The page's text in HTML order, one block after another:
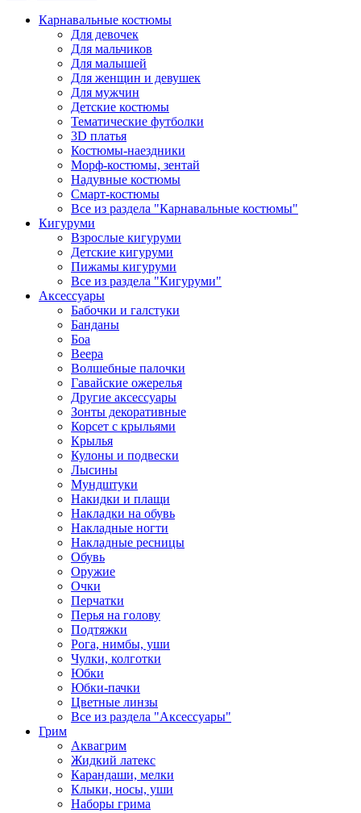
Карнавальные костюмы
Для девочек
Для мальчиков
Для малышей
Для женщин и девушек
Для мужчин
Детские костюмы
Тематические футболки
3D платья
Костюмы-наездники
Морф-костюмы, зентай
Надувные костюмы
Смарт-костюмы
Все из раздела "Карнавальные костюмы"
Кигуруми
Взрослые кигуруми
Детские кигуруми
Пижамы кигуруми
Все из раздела "Кигуруми"
Аксессуары
Бабочки и галстуки
Банданы
Боа
Веера
Волшебные палочки
Гавайские ожерелья
Другие аксессуары
Зонты декоративные
Корсет с крыльями
Крылья
Кулоны и подвески
Лысины
Мундштуки
Накидки и плащи
Накладки на обувь
Накладные ногти
Накладные ресницы
Обувь
Оружие
Очки
Перчатки
Перья на голову
Подтяжки
Рога, нимбы, уши
Чулки, колготки
Юбки
Юбки-пачки
Цветные линзы
Все из раздела "Аксессуары"
Грим
Аквагрим
Жидкий латекс
Карандаши, мелки
Клыки, носы, уши
Наборы грима